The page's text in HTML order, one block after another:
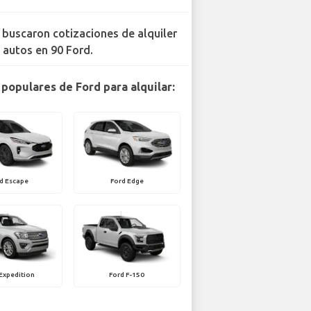
buscaron cotizaciones de alquiler
autos en 90 Ford.
de Ford para alquilar:
Escape Ford Edge
Ford F-150